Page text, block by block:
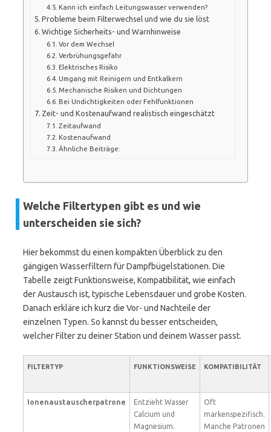
Kann ich einfach Leitungswasser verwenden?
Probleme beim Filterwechsel und wie du sie löst
Wichtige Sicherheits- und Warnhinweise
Vor dem Wechsel
Verbrühungsgefahr
Elektrisches Risiko
Umgang mit Reinigern und Entkalkern
Mechanische Risiken und Dichtungen
Bei Undichtigkeiten oder Fehlfunktionen
Zeit- und Kostenaufwand realistisch eingeschätzt
Zeitaufwand
Kostenaufwand
Ähnliche Beiträge:
Welche Filtertypen gibt es und wie
unterscheiden sie sich?
Hier bekommst du einen kompakten Überblick zu den
gängigen Wasserfiltern für Dampfbügelstationen. Die
Tabelle zeigt Funktionsweise, Kompatibilität, wie einfach
der Austausch ist, typische Lebensdauer und grobe Kosten.
Danach erkläre ich kurz die Vor- und Nachteile der
einzelnen Typen. So kannst du besser entscheiden,
welcher Filter zu deiner Station und deinem Wasser passt.
FILTERTYP FUNKTIONSWEISE KOMPATIBILITÄT
Ionenaustauscherpatrone
Entzieht Wasser
Calcium und
Magnesium.
Oft
markenspezifisch.
Manche Patronen